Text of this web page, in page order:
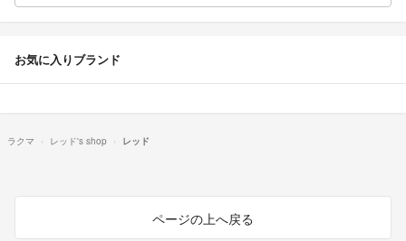
お気に入りブランド
ラクマ レッド's shop レッド
ページの上へ戻る